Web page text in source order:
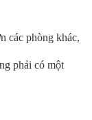
các phòng khác,
phải có một